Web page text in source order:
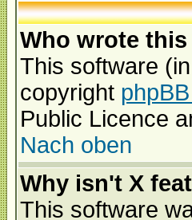
Who wrote
This software
copyright
Public Licence
Nach oben
Why isn't X
This software